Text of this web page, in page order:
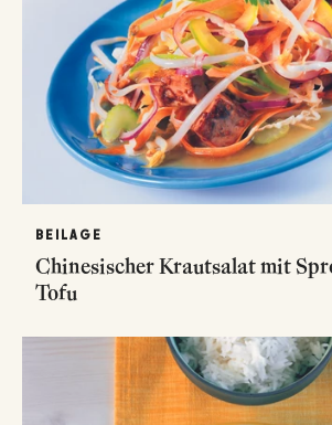
BEILAGE
Chinesischer Krautsalat mit
Tofu